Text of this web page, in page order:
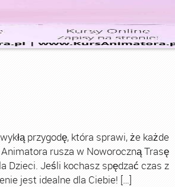
przygodę, która sprawi, że każde
rusza w Noworoczną Trasę
Dzieci. Jeśli kochasz spędzać czas z
jest idealne dla Ciebie! […]